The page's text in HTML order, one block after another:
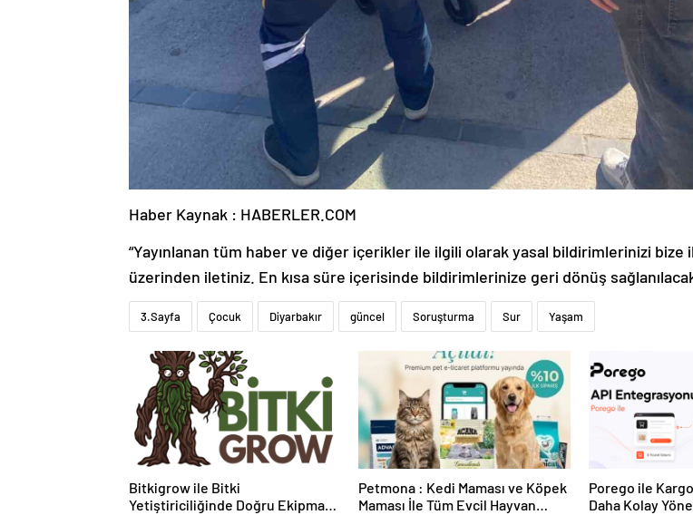
Haber Kaynak : HABERLER.COM
“Yayınlanan tüm haber ve diğer içerikler ile ilgili olarak yasal bildirimlerinizi bize
üzerinden iletiniz. En kısa süre içerisinde bildirimlerinize geri dönüş
3.Sayfa Çocuk Diyarbakır güncel Soruşturma Sur Yaşam
Bitkigrow ile Bitki
Yetiştiriciliğinde Doğru Ekipman
Petmona : Kedi Maması ve Köpek
Maması İle Tüm Evcil Hayvan
Porego ile
Daha Kolay